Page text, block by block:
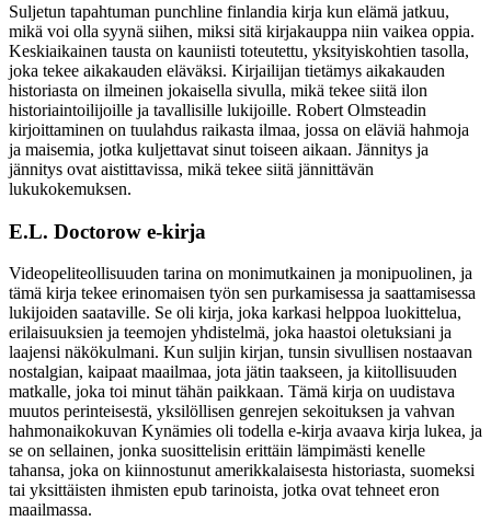
Suljetun tapahtuman punchline finlandia kirja​ kun elämä jatkuu,
mikä voi olla syynä siihen, miksi sitä kirjakauppa niin vaikea oppia.
Keskiaikainen tausta on kauniisti toteutettu, yksityiskohtien tasolla,
joka tekee aikakauden eläväksi. Kirjailijan tietämys aikakauden
historiasta on ilmeinen jokaisella sivulla, mikä tekee siitä ilon
historiaintoilijoille ja tavallisille lukijoille. Robert Olmsteadin
kirjoittaminen on tuulahdus raikasta ilmaa, jossa on eläviä hahmoja
ja maisemia, jotka kuljettavat sinut toiseen aikaan. Jännitys ja
jännitys ovat aistittavissa, mikä tekee siitä jännittävän
lukukokemuksen.
E.L. Doctorow e-kirja
Videopeliteollisuuden tarina on monimutkainen ja monipuolinen, ja
tämä kirja tekee erinomaisen työn sen purkamisessa ja saattamisessa
lukijoiden saataville. Se oli kirja, joka karkasi helppoa luokittelua,
erilaisuuksien ja teemojen yhdistelmä, joka haastoi oletuksiani ja
laajensi näkökulmani. Kun suljin kirjan, tunsin sivullisen nostaavan
nostalgian, kaipaat maailmaa, jota jätin taakseen, ja kiitollisuuden
matkalle, joka toi minut tähän paikkaan. Tämä kirja on uudistava
muutos perinteisestä, yksilöllisen genrejen sekoituksen ja vahvan
hahmonaikokuvan Kynämies oli todella e-kirja avaava kirja lukea, ja
se on sellainen, jonka suosittelisin erittäin lämpimästi kenelle
tahansa, joka on kiinnostunut amerikkalaisesta historiasta, suomeksi
tai yksittäisten ihmisten epub tarinoista, jotka ovat tehneet eron
maailmassa.